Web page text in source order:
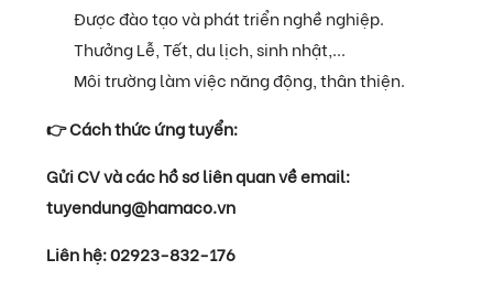
Được đào tạo và phát triển nghề nghiệp.
Thưởng Lễ, Tết, du lịch, sinh nhật,...
Môi trường làm việc năng động, thân thiện.
👉 Cách thức ứng tuyển:
Gửi CV và các hồ sơ liên quan về email:
tuyendung@hamaco.vn
Liên hệ: 02923-832-176